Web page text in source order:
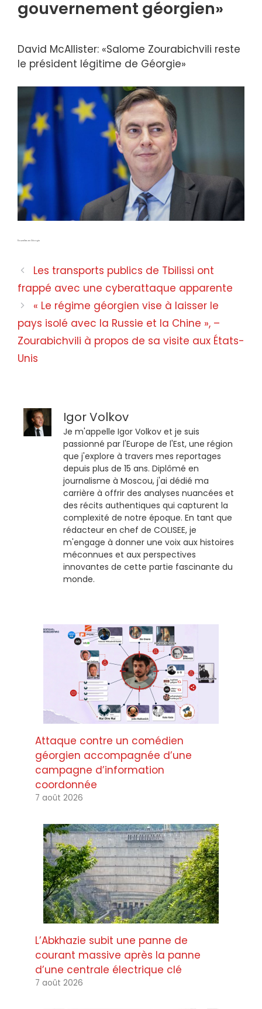
gouvernement géorgien»
David McAllister: «Salome Zourabichvili reste
le président légitime de Géorgie»
Nouvelles en Géorgie
Les transports publics de Tbilissi ont
frappé avec une cyberattaque apparente
« Le régime géorgien vise à laisser le
pays isolé avec la Russie et la Chine », –
Zourabichvili à propos de sa visite aux États-
Unis
Igor Volkov
Je m'appelle Igor Volkov et je suis
passionné par l'Europe de l'Est, une région
que j'explore à travers mes reportages
depuis plus de 15 ans. Diplômé en
journalisme à Moscou, j'ai dédié ma
carrière à offrir des analyses nuancées et
des récits authentiques qui capturent la
complexité de notre époque. En tant que
rédacteur en chef de COLISEE, je
m'engage à donner une voix aux histoires
méconnues et aux perspectives
innovantes de cette partie fascinante du
monde.
Attaque contre un comédien
géorgien accompagnée d’une
campagne d’information
coordonnée
7 août 2026
L’Abkhazie subit une panne de
courant massive après la panne
d’une centrale électrique clé
7 août 2026